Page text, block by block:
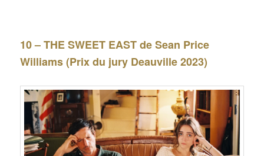
10 – THE SWEET EAST de Sean Price
Williams (Prix du jury Deauville 2023)